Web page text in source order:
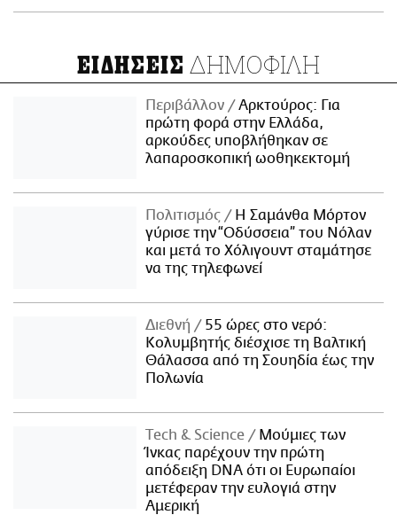
ΕΙΔΗΣΕΙΣ ΔΗΜΟΦΙΛΗ
Περιβάλλον
Αρκτούρος: Για
πρώτη φορά στην Ελλάδα,
αρκούδες υποβλήθηκαν σε
λαπαροσκοπική ωοθηκεκτομή
Πολιτισμός
Η Σαμάνθα Μόρτον
γύρισε την “Οδύσσεια” του Νόλαν
και μετά το Χόλιγουντ σταμάτησε
να της τηλεφωνεί
Διεθνή
55 ώρες στο νερό:
Κολυμβητής διέσχισε τη Βαλτική
Θάλασσα από τη Σουηδία έως την
Πολωνία
Τech & Science
Μούμιες των
Ίνκας παρέχουν την πρώτη
απόδειξη DNA ότι οι Ευρωπαίοι
μετέφεραν την ευλογιά στην
Αμερική